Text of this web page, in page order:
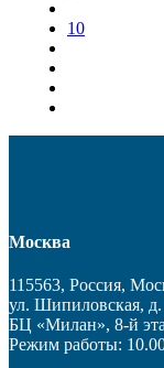
10
Москва
115563, Россия,
ул. Шипиловская,
БЦ «Милан», 8-й
Режим работы: